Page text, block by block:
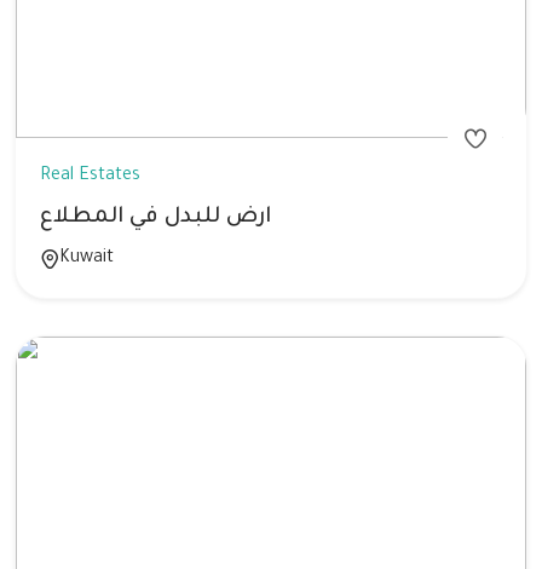
Real Estates
ارض للبدل في المطلاع
Kuwait